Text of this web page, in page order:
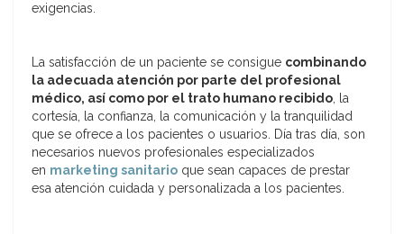
exigencias.
La satisfacción de un paciente se consigue combinando
la adecuada atención por parte del profesional
médico, así como por el trato humano recibido, la
cortesía, la confianza, la comunicación y la tranquilidad
que se ofrece a los pacientes o usuarios. Día tras día, son
necesarios nuevos profesionales especializados
en marketing sanitario que sean capaces de prestar
esa atención cuidada y personalizada a los pacientes.